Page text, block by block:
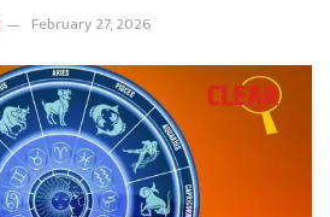
February 27, 2026